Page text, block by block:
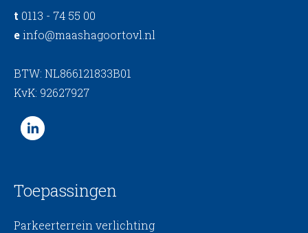
t 0113 - 74 55 00
einfo@maashagoortovl.nl
BTW: NL866121833B01
KvK: 92627927
Toepassingen
Parkeerterrein verlichting